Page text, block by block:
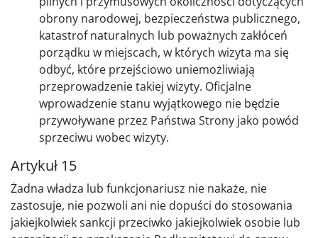
obrony narodowej, bezpieczeństwa publicznego,
katastrof naturalnych lub poważnych zakłóceń
porządku w miejscach, w których wizyta ma się
odbyć, które przejściowo uniemożliwiają
przeprowadzenie takiej wizyty. Oficjalne
wprowadzenie stanu wyjątkowego nie będzie
przywoływane przez Państwa Strony jako powód
sprzeciwu wobec wizyty.
Artykuł 15
Żadna władza lub funkcjonariusz nie nakaże, nie
zastosuje, nie pozwoli ani nie dopuści do stosowania
jakiejkolwiek sankcji przeciwko jakiejkolwiek osobie lub